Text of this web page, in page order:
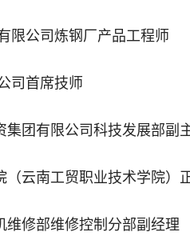
限公司炼钢厂产品工程师
司首席技师
集团有限公司科技发展部副
（云南工贸职业技术学院）
维修部维修控制分部副经理